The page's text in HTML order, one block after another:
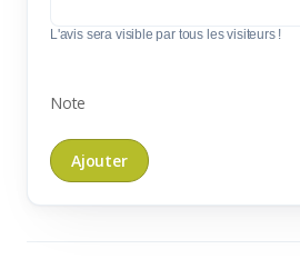
L'avis sera visible par tous les visiteurs !
Note